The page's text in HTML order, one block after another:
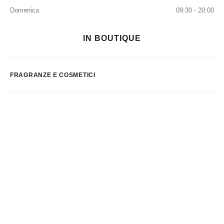
Domenica
09:30 - 20:00
IN BOUTIQUE
FRAGRANZE E COSMETICI